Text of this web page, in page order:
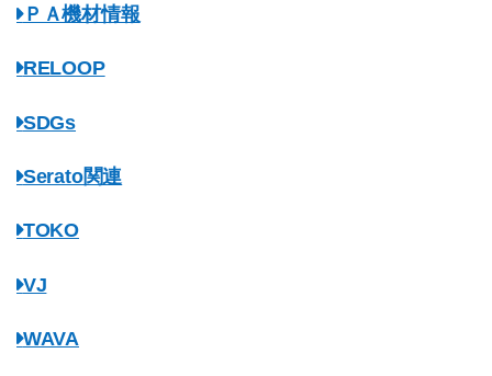
ＰＡ機材情報
RELOOP
SDGs
Serato関連
TOKO
VJ
WAVA